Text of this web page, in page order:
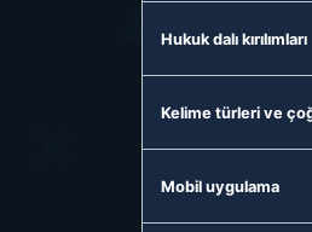
Hukuk dalı kırılımları
Kelime türleri ve
Mobil uygulama